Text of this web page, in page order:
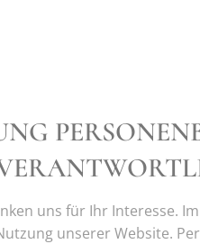
uns für Ihr Interesse.
unserer Website.